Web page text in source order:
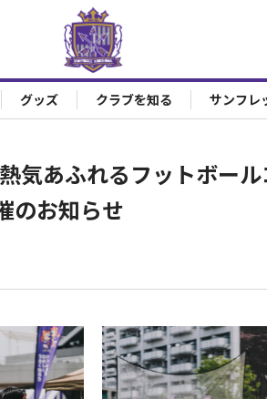
グッズ クラブを知る サンフレ
気あふれるフットボー
のお知らせ